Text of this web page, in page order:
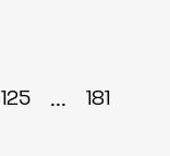
125 ... 181